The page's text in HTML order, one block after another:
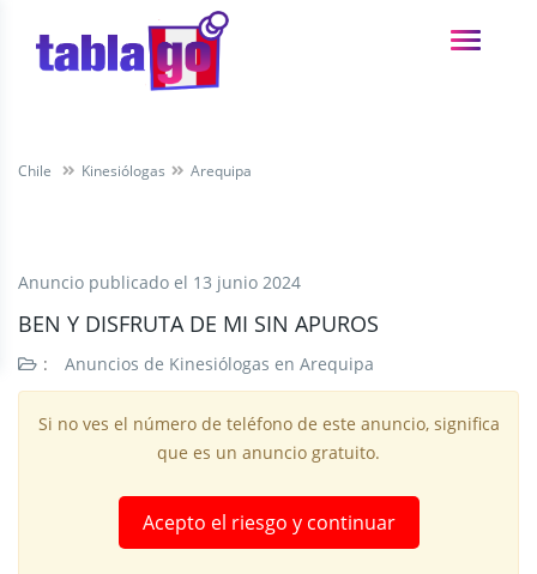
Chile Kinesiólogas Arequipa
Anuncio publicado el 13 junio 2024
BEN Y DISFRUTA DE MI SIN APUROS
: Anuncios de Kinesiólogas en Arequipa
Si no ves el número de teléfono de este anuncio, significa
que es un anuncio gratuito.
Acepto el riesgo y continuar